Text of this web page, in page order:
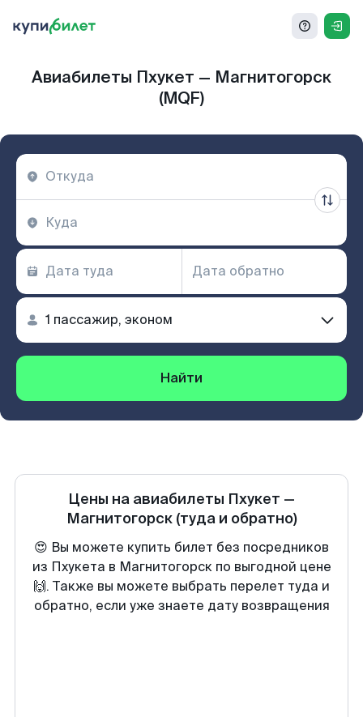
Авиабилеты Пхукет — Магнитогорск
(MQF)
Найти
Цены на авиабилеты Пхукет —
Магнитогорск (туда и обратно)
😍 Вы можете купить билет без посредников
из Пхукета в Магнитогорск по выгодной цене
🙌. Также вы можете выбрать перелет туда и
обратно, если уже знаете дату возвращения